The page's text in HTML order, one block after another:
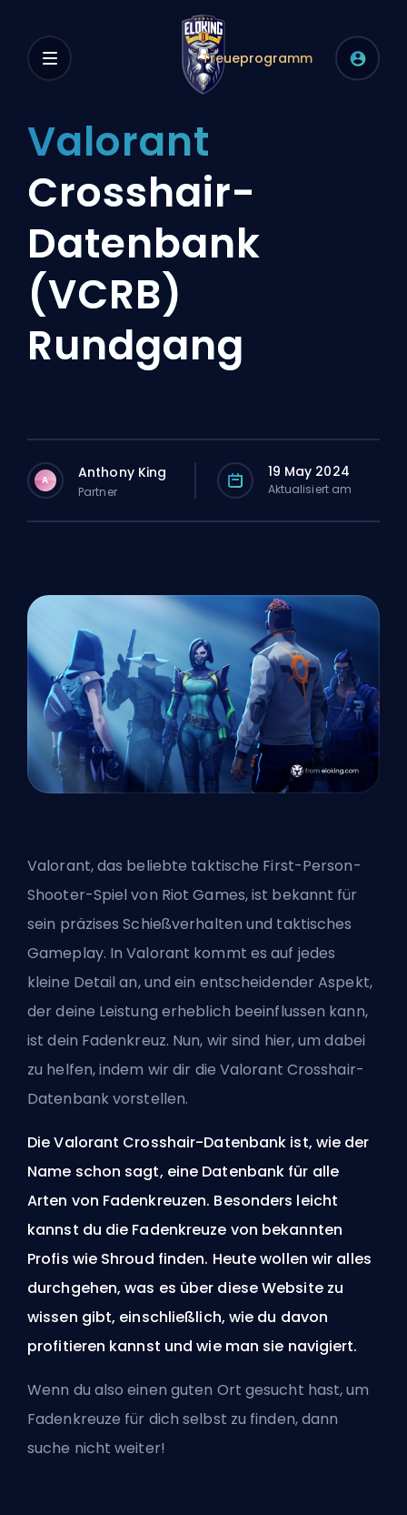
Treueprogramm
Valorant
Crosshair-
Datenbank
(VCRB)
Rundgang
A Anthony King
Partner
19 May 2024
Aktualisiert am
Valorant, das beliebte taktische First-Person-
Shooter-Spiel von Riot Games, ist bekannt für
sein präzises Schießverhalten und taktisches
Gameplay. In Valorant kommt es auf jedes
kleine Detail an, und ein entscheidender Aspekt,
der deine Leistung erheblich beeinflussen kann,
ist dein Fadenkreuz. Nun, wir sind hier, um dabei
zu helfen, indem wir dir die Valorant Crosshair-
Datenbank vorstellen.
Die Valorant Crosshair-Datenbank ist, wie der
Name schon sagt, eine Datenbank für alle
Arten von Fadenkreuzen. Besonders leicht
kannst du die Fadenkreuze von bekannten
Profis wie Shroud finden. Heute wollen wir alles
durchgehen, was es über diese Website zu
wissen gibt, einschließlich, wie du davon
profitieren kannst und wie man sie navigiert.
Wenn du also einen guten Ort gesucht hast, um
Fadenkreuze für dich selbst zu finden, dann
suche nicht weiter!